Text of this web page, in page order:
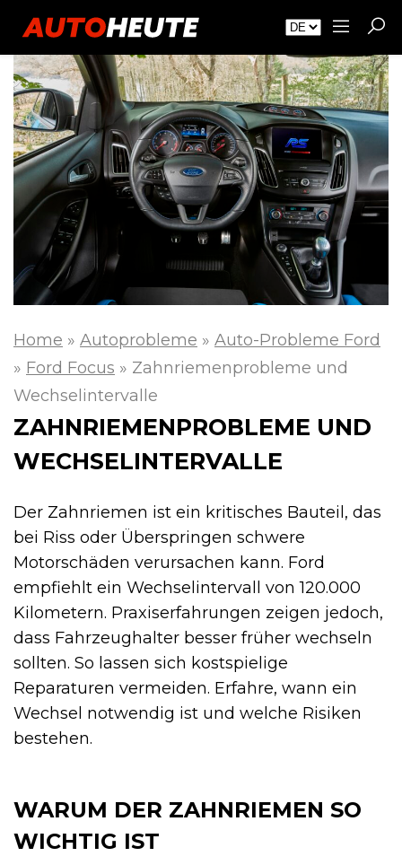
Home » Autoprobleme » Auto-Probleme Ford
» Ford Focus » Zahnriemenprobleme und
Wechselintervalle
ZAHNRIEMENPROBLEME UND
WECHSELINTERVALLE
Der Zahnriemen ist ein kritisches Bauteil, das
bei Riss oder Überspringen schwere
Motorschäden verursachen kann. Ford
empfiehlt ein Wechselintervall von 120.000
Kilometern. Praxiserfahrungen zeigen jedoch,
dass Fahrzeughalter besser früher wechseln
sollten. So lassen sich kostspielige
Reparaturen vermeiden. Erfahre, wann ein
Wechsel notwendig ist und welche Risiken
bestehen.
WARUM DER ZAHNRIEMEN SO
WICHTIG IST